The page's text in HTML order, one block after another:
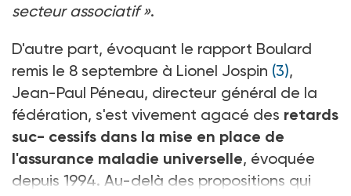
secteur associatif ».
D'autre part, évoquant le rapport Boulard
remis le 8 septembre à Lionel Jospin (3),
Jean-Paul Péneau, directeur général de la
fédération, s'est vivement agacé des retards
suc- cessifs dans la mise en place de
l'assurance maladie universelle, évoquée
depuis 1994. Au-delà des propositions qui